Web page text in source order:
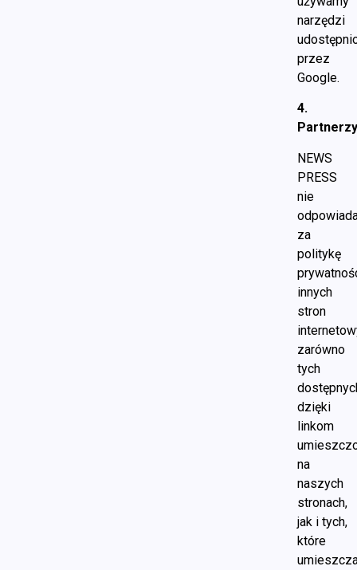
narzędzi
przez
Google.
4.
NEWS
PRESS
nie
za
politykę
innych
stron
zarówno
tych
dzięki
linkom
na
naszych
stronach,
jak i tych,
które